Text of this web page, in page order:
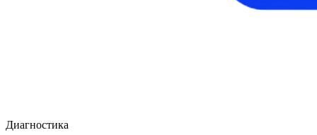
Диагностика